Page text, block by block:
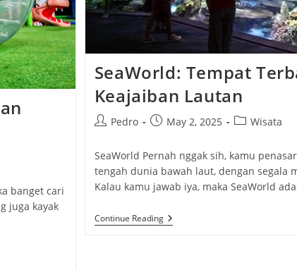
banget cari
juga kayak
SeaWorld: Tempat
Keajaiban Lautan
PostPedro
PostMay 2, 2025
PostWisata
SeaWorld Pernah nggak sih, kamu
tengah dunia bawah laut, dengan segala
Kalau kamu jawab iya, maka SeaWorld
Continue ReadingSeaWorld:
Tempat